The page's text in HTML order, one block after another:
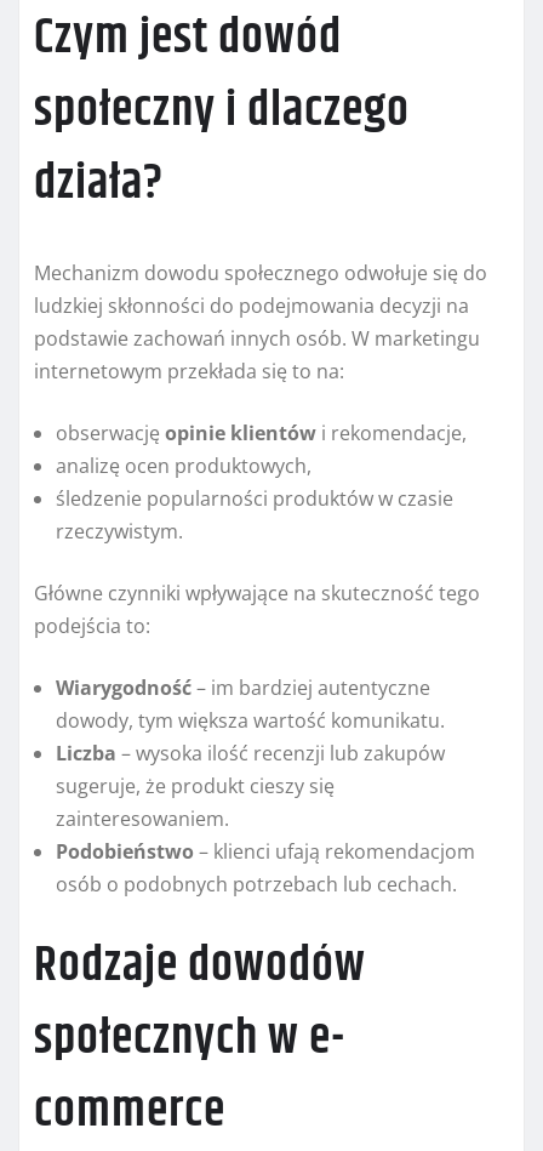
Czym jest dowód
społeczny i dlaczego
działa?
Mechanizm dowodu społecznego odwołuje się do
ludzkiej skłonności do podejmowania decyzji na
podstawie zachowań innych osób. W marketingu
internetowym przekłada się to na:
obserwację opinie klientów i rekomendacje,
analizę ocen produktowych,
śledzenie popularności produktów w czasie
rzeczywistym.
Główne czynniki wpływające na skuteczność tego
podejścia to:
Wiarygodność– im bardziej autentyczne
dowody, tym większa wartość komunikatu.
Liczba – wysoka ilość recenzji lub zakupów
sugeruje, że produkt cieszy się
zainteresowaniem.
Podobieństwo – klienci ufają rekomendacjom
osób o podobnych potrzebach lub cechach.
Rodzaje dowodów
społecznych w e-
commerce